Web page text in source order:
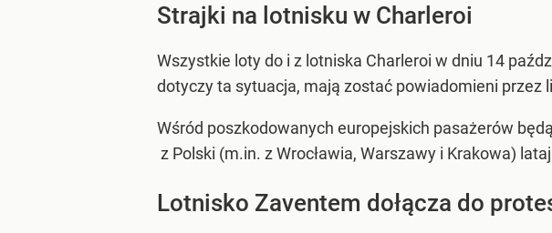
Strajki na lotnisku w Charleroi
Wszystkie loty do i z lotniska Charleroi w dniu 14
dotyczy ta sytuacja, mają zostać powiadomieni
Wśród poszkodowanych europejskich pasażerów
z Polski (m.in. z Wrocławia, Warszawy i Krakowa)
Lotnisko Zaventem dołącza do